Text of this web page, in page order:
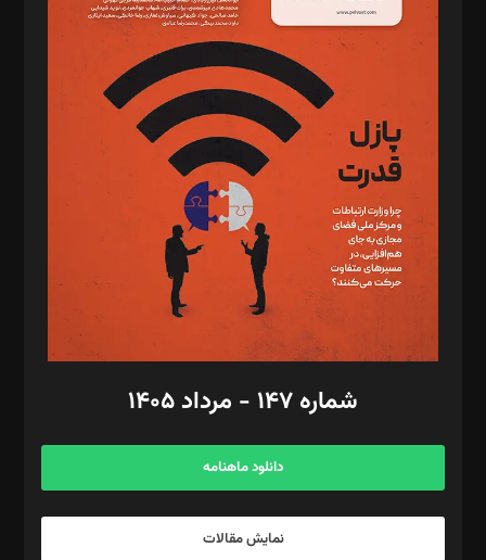
د‌بیر حقوق فناوری: حسام‌الدین ایپکچی
د‌بیر پیوست جهان: مینا پاکدل
د‌بیر تحریریه آنلاین: بابک نقاش
تحریریه‌: مجتبی محمود‌ی، آرش برهمند، یسنا امان‌پور، سروش کرمیان،
مصطفی مسجدی آرانی، ابوالفضل رجبی، زهرا فکرانه، فائزه فتحی
رستمی،مصطفی باستان
ویرایش: نگار استاد‌‌آقا
طراح یونیفرم: مجید توکلی
فیلمبرداری و عکاسی: امیر شفیعی، مانی لطفی زاده
گرافیک و صفحه‌آرایی: سید‌سبحان‌علی ثابت
مد‌یر توسعه تجاری: کامبیز برید‌
امور مالی: شاپور رهبری، محمد‌ کاظمی‌نیا
آگهی و مشترکین: ۰۹۱۹۹۹۹۰۴۵۴
شماره ۱۴۷ - مرداد ۱۴۰۵
دانلود ماهنامه
نمایش مقالات